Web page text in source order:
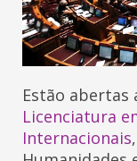
Estão abertas
Licenciatura
Internacionais